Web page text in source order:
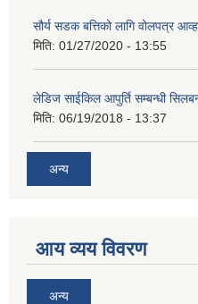
सौर्य सडक बत्तिको लागि वोलपत्र
मिति: 01/27/2020 - 13:55
लेडिज साईकिल आपुर्ति सम्बन्धी
मिति: 06/19/2018 - 13:37
अन्य
आय व्यय विवरण
अन्य